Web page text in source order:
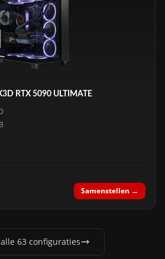
RTX 5090 ULTIMATE
Samenstellen →
63 configuraties